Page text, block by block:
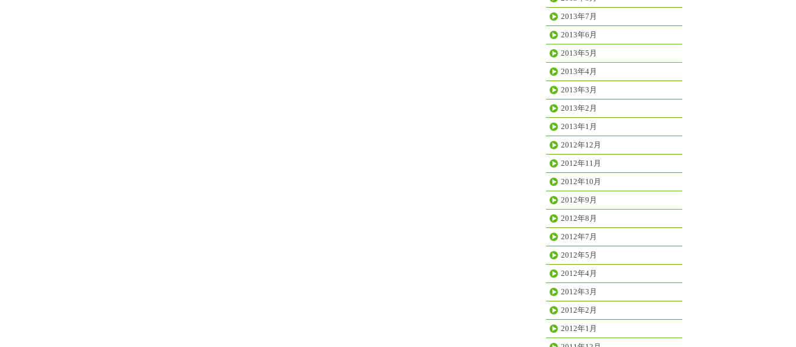
2013年7月
2013年6月
2013年5月
2013年4月
2013年3月
2013年2月
2013年1月
2012年12月
2012年11月
2012年10月
2012年9月
2012年8月
2012年7月
2012年5月
2012年4月
2012年3月
2012年2月
2012年1月